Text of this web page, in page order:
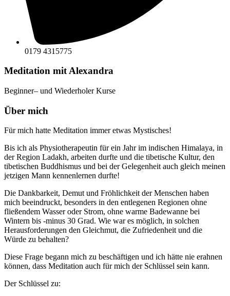
0179 4315775
Meditation mit Alexandra
Beginner– und Wiederholer Kurse
Über mich
Für mich hatte Meditation immer etwas Mystisches!
Bis ich als Physiotherapeutin für ein Jahr im indischen Himalaya, in
der Region Ladakh, arbeiten durfte und die tibetische Kultur, den
tibetischen Buddhismus und bei der Gelegenheit auch gleich meinen
jetzigen Mann kennenlernen durfte!
Die Dankbarkeit, Demut und Fröhlichkeit der Menschen haben
mich beeindruckt, besonders in den entlegenen Regionen ohne
fließendem Wasser oder Strom, ohne warme Badewanne bei
Wintern bis -minus 30 Grad. Wie war es möglich, in solchen
Herausforderungen den Gleichmut, die Zufriedenheit und die
Würde zu behalten?
Diese Frage begann mich zu beschäftigen und ich hätte nie erahnen
können, dass Meditation auch für mich der Schlüssel sein kann.
Der Schlüssel zu: